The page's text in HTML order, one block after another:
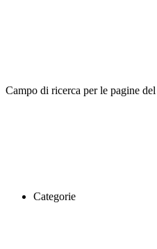
Campo di ricerca per le pagine
Categorie